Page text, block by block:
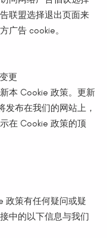
联盟选择退出页面来
广告 cookie。
更
本 Cookie 政策。更新
发布在我们的网站上，
在 Cookie 政策的顶
政策有任何疑问或疑
中的以下信息与我们